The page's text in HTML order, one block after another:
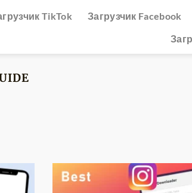
TikTok Загрузчик Facebook